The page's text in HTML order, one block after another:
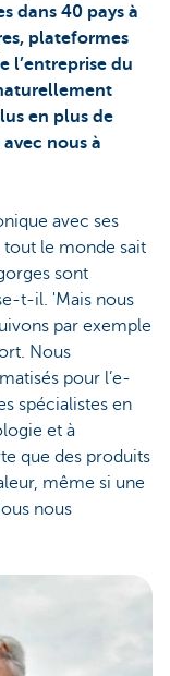
dans 40 pays à
plateformes
l’entreprise du
en plus de
nous à
avec ses
tout le monde sait
sont
t-il. 'Mais nous
par exemple
Nous
pour l’e-
spécialistes en
et à
que des produits
même si une
nous